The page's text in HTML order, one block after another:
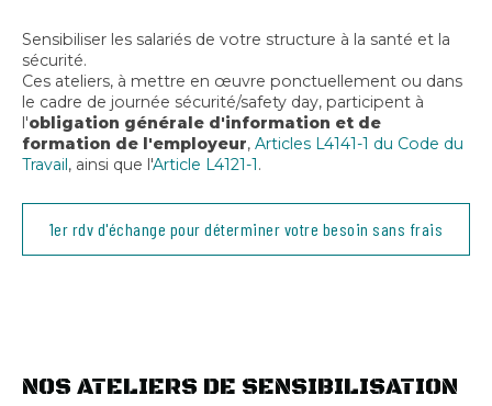
Sensibiliser les salariés de votre structure à la santé et la
sécurité.
Ces ateliers, à mettre en œuvre ponctuellement ou dans
le cadre de journée sécurité/safety day, participent à
l'obligation générale d'information et de
formation de l'employeur, Articles L4141-1 du Code du
Travail, ainsi que l'Article L4121-1.
1er rdv d'échange pour déterminer votre besoin sans frais
NOS ATELIERS DE SENSIBILISATION